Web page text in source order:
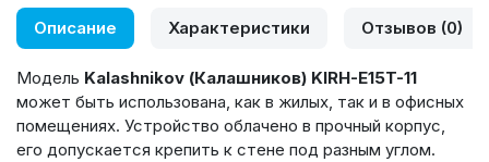
Описание Характеристики Отзывов (0)
Модель Kalashnikov (Калашников) KIRH-E15T-11
может быть использована, как в жилых, так и в офисных
помещениях. Устройство облачено в прочный корпус,
его допускается крепить к стене под разным углом.